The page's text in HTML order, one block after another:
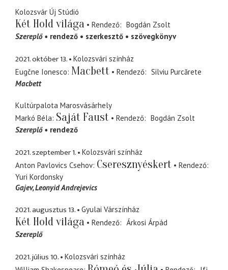
Kolozsvár Új Stúdió
Két Hold világa Rendező
Bogdán Zsolt
Szereplő
rendező szerkesztő szövegkönyv
2021. október 13.
Kolozsvári színház
Eugčne Ionesco Macbett Rendező
Silviu Purcărete
Macbett
Kultúrpalota Marosvásárhely
Markó Béla Saját Faust Rendező
Bogdán Zsolt
Szereplő
rendező
2021. szeptember 1.
Kolozsvári színház
Anton Pavlovics Csehov Cseresznyéskert
Rendező
Yuri Kordonsky
Gajev Leonyid Andrejevics
2021. augusztus 13. Gyulai Várszínház
Két Hold világa Rendező
Árkosi Árpád
Szereplő
2021. július 10.
Kolozsvári színház